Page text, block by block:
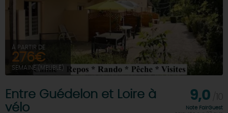
À PARTIR DE
276€
SEMAINE (MEUBLÉ)
Entre Guédelon et Loire à
vélo
9,0
Note FairGuest